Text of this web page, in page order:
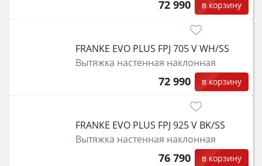
72 990 в корзину
FRANKE EVO PLUS FPJ 705 V WH/SS
Вытяжка настенная наклонная
72 990 в корзину
FRANKE EVO PLUS FPJ 925 V BK/SS
Вытяжка настенная наклонная
76 790 в корзину